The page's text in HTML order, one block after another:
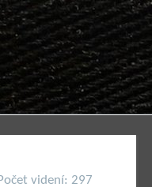
videní: 297